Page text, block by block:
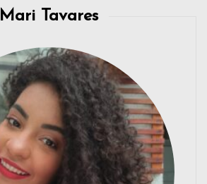
Mari Tavares